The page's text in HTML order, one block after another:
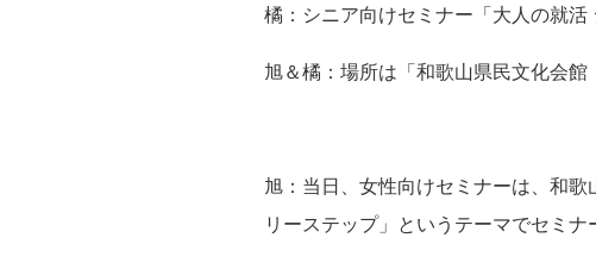
橘：シニア向けセミナー「大人の就活
旭＆橘：場所は「和歌山県民文化会
旭：当日、女性向けセミナーは、和
リーステップ」というテーマでセミナ